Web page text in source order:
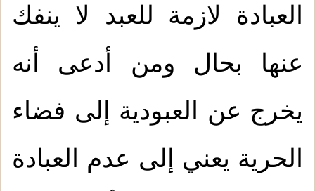
العبادة لازمة للعبد لا ينفك
عنها بحال ومن أدعى أنه
يخرج عن العبودية إلى فضاء
الحرية يعني إلى عدم العبادة